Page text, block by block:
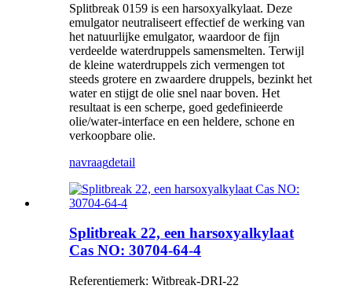
Splitbreak 0159 is een harsoxyalkylaat. Deze
emulgator neutraliseert effectief de werking van
het natuurlijke emulgator, waardoor de fijn
verdeelde waterdruppels samensmelten. Terwijl
de kleine waterdruppels zich vermengen tot
steeds grotere en zwaardere druppels, bezinkt het
water en stijgt de olie snel naar boven. Het
resultaat is een scherpe, goed gedefinieerde
olie/water-interface en een heldere, schone en
verkoopbare olie.
navraagdetail
Splitbreak 22, een harsoxyalkylaat
Cas NO: 30704-64-4
Referentiemerk: Witbreak-DRI-22